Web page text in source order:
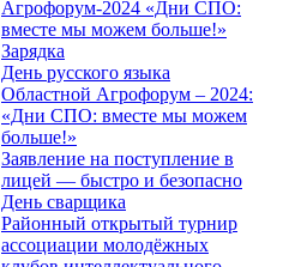
Агрофорум-2024 «Дни СПО:
вместе мы можем больше!»
Зарядка
День русского языка
Областной Агрофорум – 2024:
«Дни СПО: вместе мы можем
больше!»
Заявление на поступление в
лицей — быстро и безопасно
День сварщика
Районный открытый турнир
ассоциации молодёжных